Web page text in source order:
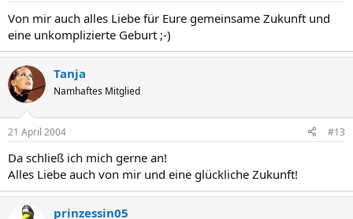
Von mir auch alles Liebe für Eure gemeinsame Zukunft und
eine unkomplizierte Geburt ;-)
Tanja
Namhaftes Mitglied
21 April 2004 #13
Da schließ ich mich gerne an!
Alles Liebe auch von mir und eine glückliche Zukunft!
prinzessin05